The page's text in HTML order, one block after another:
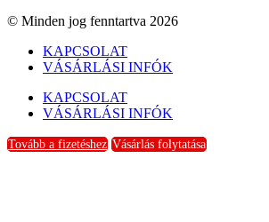
© Minden jog fenntartva 2026
KAPCSOLAT
VÁSÁRLÁSI INFÓK
KAPCSOLAT
VÁSÁRLÁSI INFÓK
Tovább a fizetéshez Vásárlás folytatása